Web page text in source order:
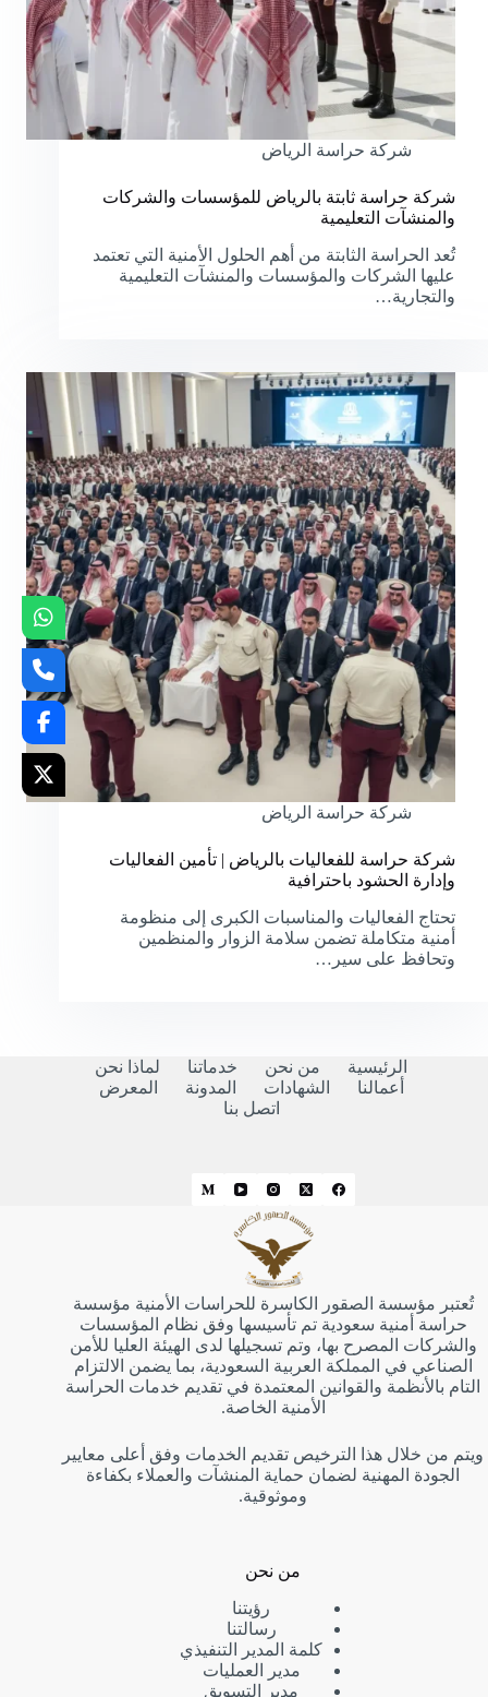
شركة حراسة الرياض
شركة حراسة ثابتة بالرياض للمؤسسات والشركات
والمنشآت التعليمية
تُعد الحراسة الثابتة من أهم الحلول الأمنية التي تعتمد
عليها الشركات والمؤسسات والمنشآت التعليمية
والتجارية…
شركة حراسة الرياض
شركة حراسة للفعاليات بالرياض | تأمين الفعاليات
وإدارة الحشود باحترافية
تحتاج الفعاليات والمناسبات الكبرى إلى منظومة
أمنية متكاملة تضمن سلامة الزوار والمنظمين
وتحافظ على سير…
الرئيسية من نحن خدماتنا
لماذا نحن
أعمالنا
الشهادات المدونة
المعرض
اتصل بنا
تُعتبر مؤسسة الصقور الكاسرة للحراسات الأمنية مؤسسة
حراسة أمنية سعودية تم تأسيسها وفق نظام المؤسسات
والشركات المصرح بها، وتم تسجيلها لدى الهيئة العليا للأمن
الصناعي في المملكة العربية السعودية، بما يضمن الالتزام
التام بالأنظمة والقوانين المعتمدة في تقديم خدمات الحراسة
الأمنية الخاصة.
ويتم من خلال هذا الترخيص تقديم الخدمات وفق أعلى معايير
الجودة المهنية لضمان حماية المنشآت والعملاء بكفاءة
وموثوقية.
من نحن
رؤيتنا
رسالتنا
كلمة المدير التنفيذي
مدير العمليات
مدير التسويق